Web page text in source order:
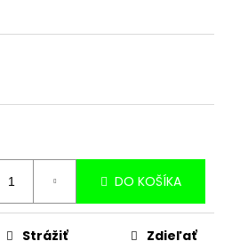
DO KOŠÍKA
Strážiť Zdieľať